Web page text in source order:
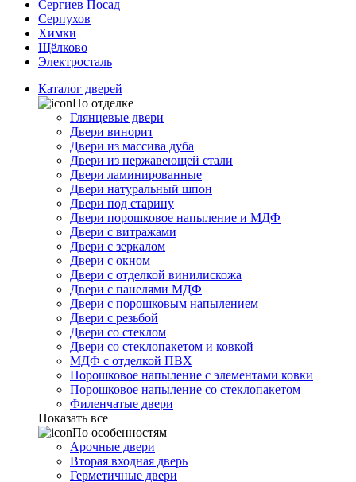
Сергиев Посад
Серпухов
Химки
Щёлково
Электросталь
Каталог дверей
По отделке
Глянцевые двери
Двери винорит
Двери из массива дуба
Двери из нержавеющей стали
Двери ламинированные
Двери натуральный шпон
Двери под старину
Двери порошковое напыление и МДФ
Двери с витражами
Двери с зеркалом
Двери с окном
Двери с отделкой винилискожа
Двери с панелями МДФ
Двери с порошковым напылением
Двери с резьбой
Двери со стеклом
Двери со стеклопакетом и ковкой
МДФ с отделкой ПВХ
Порошковое напыление с элементами ковки
Порошковое напыление со стеклопакетом
Филенчатые двери
Показать все
По особенностям
Арочные двери
Вторая входная дверь
Герметичные двери